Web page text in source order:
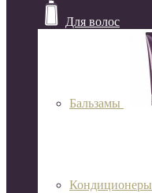
Для волос
Бальзамы
Кондиционеры